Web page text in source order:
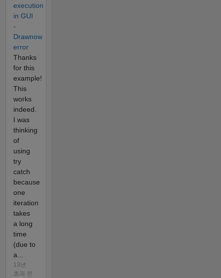
execution
in GUI
-
Drawnow
error
Thanks
for this
example!
This
works
indeed.
I was
thinking
of
using
try
catch
because
one
iteration
takes
a long
time
(due to
a...
13년
초과 전